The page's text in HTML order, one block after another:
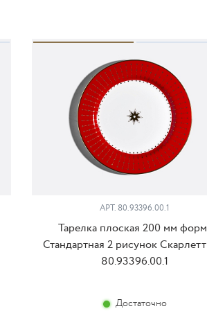
АРТ. 80.93396.00.1
Тарелка плоская 200 мм
Стандартная 2 рисунок Скарлетт
80.93396.00.1
Достаточно